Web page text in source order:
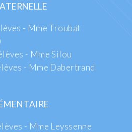
- Mme Troubat
- Mme Silou
- Mme Dabertrand
- Mme Leyssenne